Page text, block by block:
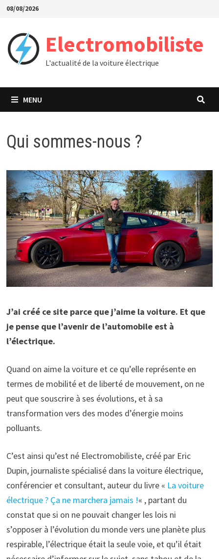
Passer
contenu
08/08/2026
Electromobiliste
L'actualité de la voiture électrique
MENU
Qui sommes-nous ?
J’ai créé ce site parce que j’aime la voiture. Et que
je pense que l’avenir de l’automobile est à
l’électrique.
Quand on aime la voiture et ce qu’elle représente en
termes de mobilité et de liberté de mouvement, on ne
peut que souscrire à ses évolutions, et à sa
transformation vers des modes d’énergie moins
polluants.
C’est ainsi qu’est né Electromobiliste, créé par Eric
Dupin, journaliste spécialisé dans la voiture électrique,
conférencier et consultant, auteur du livre « La voiture
électrique ? Ça ne marchera jamais !« , partant du
constat que si on ne pouvait changer les lois ni
s’opposer à l’évolution du monde vers une planète plus
respirable, l’électrique était la seule voie, et qu’il était